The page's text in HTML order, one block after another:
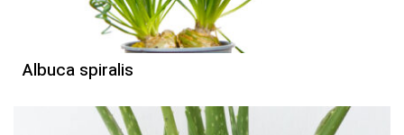
Albuca spiralis